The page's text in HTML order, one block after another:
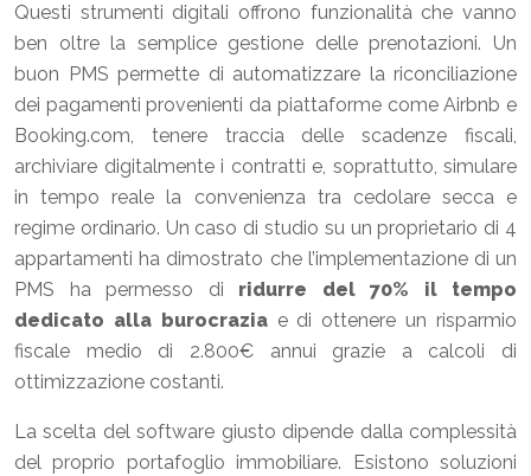
Questi strumenti digitali offrono funzionalità che vanno
ben oltre la semplice gestione delle prenotazioni. Un
buon PMS permette di automatizzare la riconciliazione
dei pagamenti provenienti da piattaforme come Airbnb e
Booking.com, tenere traccia delle scadenze fiscali,
archiviare digitalmente i contratti e, soprattutto, simulare
in tempo reale la convenienza tra cedolare secca e
regime ordinario. Un caso di studio su un proprietario di 4
appartamenti ha dimostrato che l’implementazione di un
PMS ha permesso di ridurre del 70% il tempo
dedicato alla burocraziae di ottenere un risparmio
fiscale medio di 2.800€ annui grazie a calcoli di
ottimizzazione costanti.
La scelta del software giusto dipende dalla complessità
del proprio portafoglio immobiliare. Esistono soluzioni